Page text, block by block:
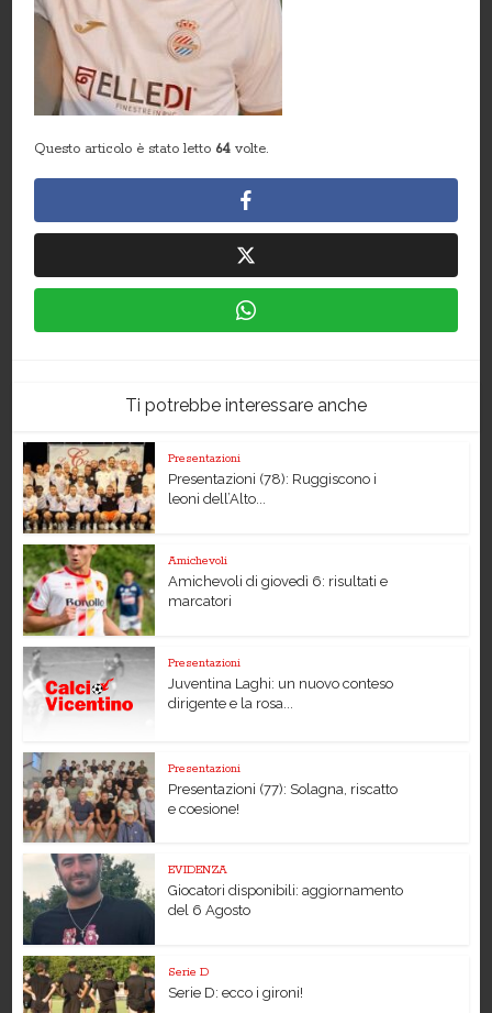
Questo articolo è stato letto 64 volte.
Ti potrebbe interessare anche
Presentazioni
Presentazioni (78): Ruggiscono i
leoni dell’Alto...
Amichevoli
Amichevoli di giovedì 6: risultati e
marcatori
Presentazioni
Juventina Laghi: un nuovo conteso
dirigente e la rosa...
Presentazioni
Presentazioni (77): Solagna, riscatto
e coesione!
EVIDENZA
Giocatori disponibili: aggiornamento
del 6 Agosto
Serie D
Serie D: ecco i gironi!